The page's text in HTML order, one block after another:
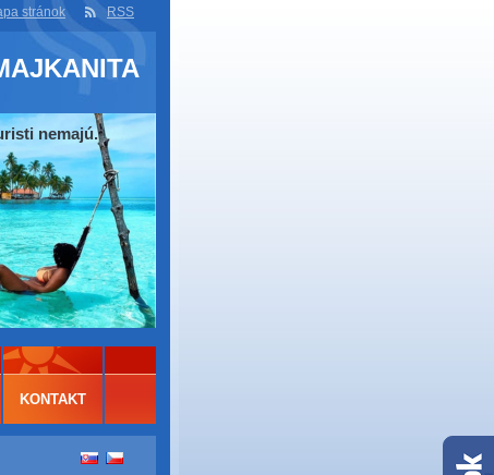
stránok RSS
nemajú.
KONTAKT